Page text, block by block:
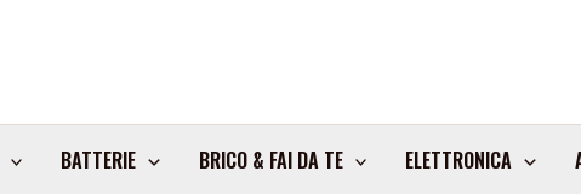
BATTERIE BRICO & FAI DA TE ELETTRONICA